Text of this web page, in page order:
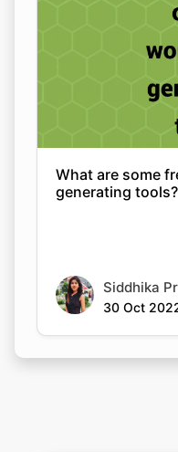
What are some
generating tools?
Siddhika
30 Oct